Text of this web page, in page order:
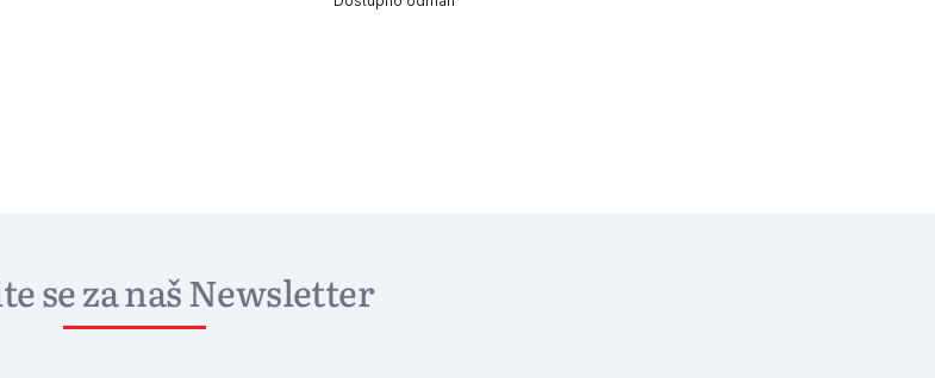
se za naš Newsletter